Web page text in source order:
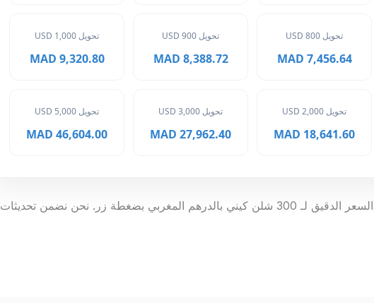
تحويل 800 USD
7,456.64 MAD
تحويل 900 USD
8,388.72 MAD
تحويل 1,000 USD
9,320.80 MAD
تحويل 2,000 USD
18,641.60 MAD
تحويل 3,000 USD
27,962.40 MAD
تحويل 5,000 USD
46,604.00 MAD
تتيح لك أداتنا المتطورة الحصول على السعر الدقيق لـ 300 شلن كيني بالدرهم المغربي بضغطة زر. نحن نضمن تحديثات